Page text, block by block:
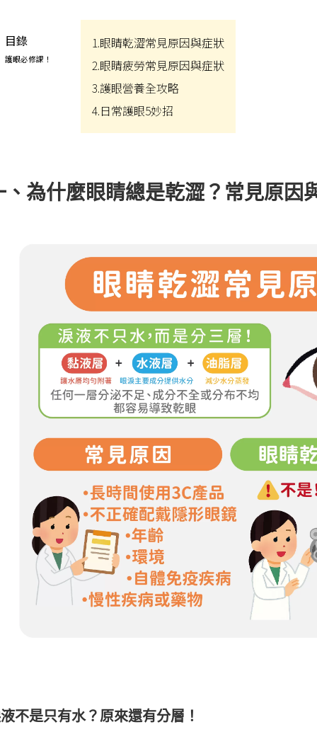
思緒清晰
私密防護
養顏美容
月月呵護
代謝結晶
籽
蔓越莓/膠原蛋白/葉
酸/鐵/NMN
大豆異黃酮/琉璃苣油/
蛋白
目錄
護眼必修課！
1.眼睛乾澀常見原因與症狀
2.眼睛疲勞常見原因與症狀
3.護眼營養全攻略
4.日常護眼5妙招
、為什麼眼睛總是乾澀？常見原因
不是只有水？原來還有分層！